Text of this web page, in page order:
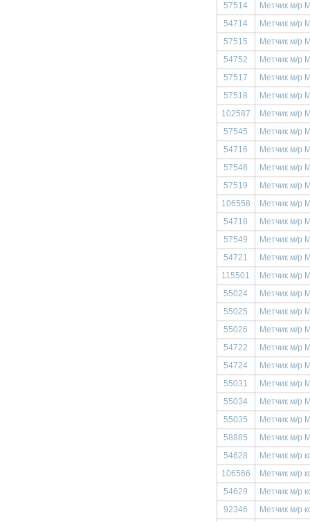
57514
Метчик м/р
54714
Метчик м/р
57515
Метчик м/р
54752
Метчик м/р
57517
Метчик м/р
57518
Метчик м/р
102587
Метчик м/р
57545
Метчик м/р
54716
Метчик м/р
57546
Метчик м/р
57519
Метчик м/р
106558
Метчик м/р
54718
Метчик м/р
57549
Метчик м/р
54721
Метчик м/р
115501
Метчик м/р
55024
Метчик м/р
55025
Метчик м/р
55026
Метчик м/р
54722
Метчик м/р
54724
Метчик м/р
55031
Метчик м/р
55034
Метчик м/р
55035
Метчик м/р
58885
Метчик м/р
54628
Метчик м/р
106566
Метчик м/р
54629
Метчик м/р
92346
Метчик м/р